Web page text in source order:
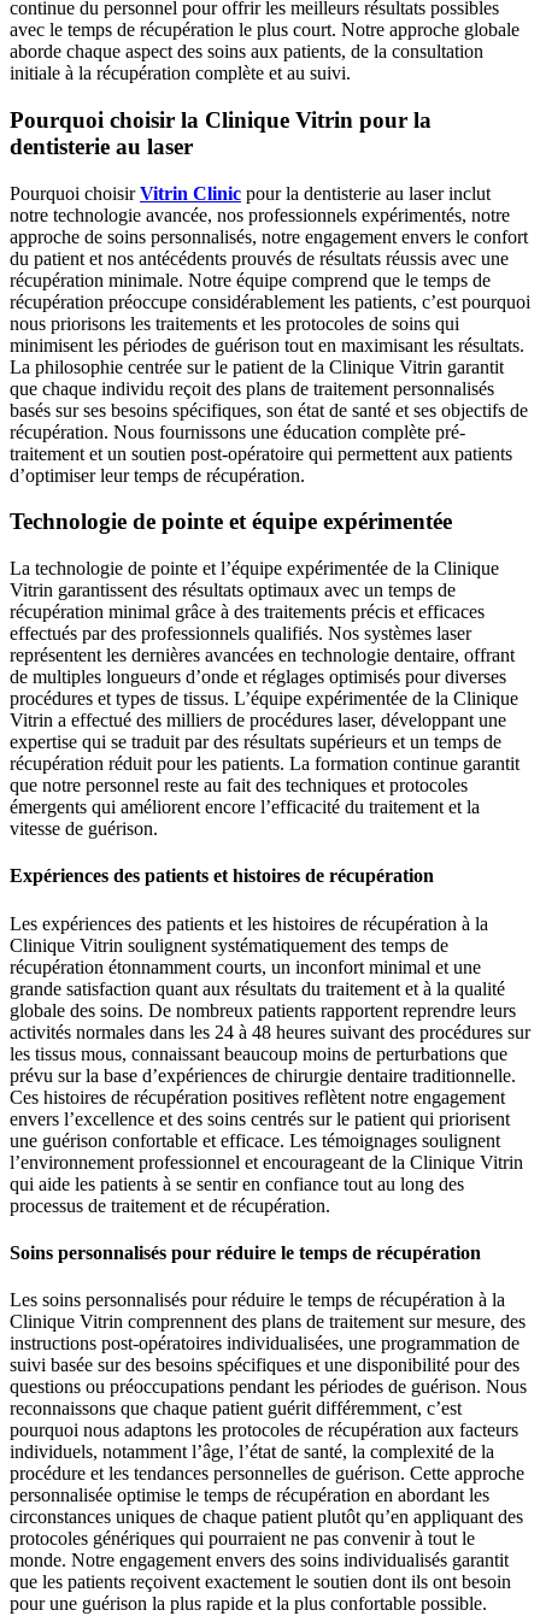
continue du personnel pour offrir les meilleurs résultats possibles
avec le temps de récupération le plus court. Notre approche globale
aborde chaque aspect des soins aux patients, de la consultation
initiale à la récupération complète et au suivi.
Pourquoi choisir la Clinique Vitrin pour la
dentisterie au laser
Pourquoi choisirVitrin Clinic pour la dentisterie au laser inclut
notre technologie avancée, nos professionnels expérimentés, notre
approche de soins personnalisés, notre engagement envers le confort
du patient et nos antécédents prouvés de résultats réussis avec une
récupération minimale. Notre équipe comprend que le temps de
récupération préoccupe considérablement les patients, c’est pourquoi
nous priorisons les traitements et les protocoles de soins qui
minimisent les périodes de guérison tout en maximisant les résultats.
La philosophie centrée sur le patient de la Clinique Vitrin garantit
que chaque individu reçoit des plans de traitement personnalisés
basés sur ses besoins spécifiques, son état de santé et ses objectifs de
récupération. Nous fournissons une éducation complète pré-
traitement et un soutien post-opératoire qui permettent aux patients
d’optimiser leur temps de récupération.
Technologie de pointe et équipe expérimentée
La technologie de pointe et l’équipe expérimentée de la Clinique
Vitrin garantissent des résultats optimaux avec un temps de
récupération minimal grâce à des traitements précis et efficaces
effectués par des professionnels qualifiés. Nos systèmes laser
représentent les dernières avancées en technologie dentaire, offrant
de multiples longueurs d’onde et réglages optimisés pour diverses
procédures et types de tissus. L’équipe expérimentée de la Clinique
Vitrin a effectué des milliers de procédures laser, développant une
expertise qui se traduit par des résultats supérieurs et un temps de
récupération réduit pour les patients. La formation continue garantit
que notre personnel reste au fait des techniques et protocoles
émergents qui améliorent encore l’efficacité du traitement et la
vitesse de guérison.
Expériences des patients et histoires de récupération
Les expériences des patients et les histoires de récupération à la
Clinique Vitrin soulignent systématiquement des temps de
récupération étonnamment courts, un inconfort minimal et une
grande satisfaction quant aux résultats du traitement et à la qualité
globale des soins. De nombreux patients rapportent reprendre leurs
activités normales dans les 24 à 48 heures suivant des procédures sur
les tissus mous, connaissant beaucoup moins de perturbations que
prévu sur la base d’expériences de chirurgie dentaire traditionnelle.
Ces histoires de récupération positives reflètent notre engagement
envers l’excellence et des soins centrés sur le patient qui priorisent
une guérison confortable et efficace. Les témoignages soulignent
l’environnement professionnel et encourageant de la Clinique Vitrin
qui aide les patients à se sentir en confiance tout au long des
processus de traitement et de récupération.
Soins personnalisés pour réduire le temps de récupération
Les soins personnalisés pour réduire le temps de récupération à la
Clinique Vitrin comprennent des plans de traitement sur mesure, des
instructions post-opératoires individualisées, une programmation de
suivi basée sur des besoins spécifiques et une disponibilité pour des
questions ou préoccupations pendant les périodes de guérison. Nous
reconnaissons que chaque patient guérit différemment, c’est
pourquoi nous adaptons les protocoles de récupération aux facteurs
individuels, notamment l’âge, l’état de santé, la complexité de la
procédure et les tendances personnelles de guérison. Cette approche
personnalisée optimise le temps de récupération en abordant les
circonstances uniques de chaque patient plutôt qu’en appliquant des
protocoles génériques qui pourraient ne pas convenir à tout le
monde. Notre engagement envers des soins individualisés garantit
que les patients reçoivent exactement le soutien dont ils ont besoin
pour une guérison la plus rapide et la plus confortable possible.